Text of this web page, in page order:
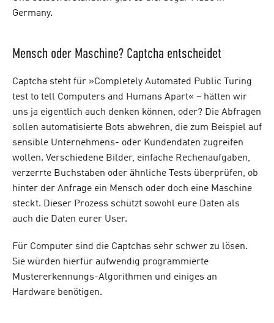
Germany.
Mensch oder Maschine? Captcha entscheidet
Captcha steht für »Completely Automated Public Turing
test to tell Computers and Humans Apart« – hätten wir
uns ja eigentlich auch denken können, oder? Die Abfragen
sollen automatisierte Bots abwehren, die zum Beispiel auf
sensible Unternehmens- oder Kundendaten zugreifen
wollen. Verschiedene Bilder, einfache Rechenaufgaben,
verzerrte Buchstaben oder ähnliche Tests überprüfen, ob
hinter der Anfrage ein Mensch oder doch eine Maschine
steckt. Dieser Prozess schützt sowohl eure Daten als
auch die Daten eurer User.
Für Computer sind die Captchas sehr schwer zu lösen.
Sie würden hierfür aufwendig programmierte
Mustererkennungs-Algorithmen und einiges an
Hardware benötigen.